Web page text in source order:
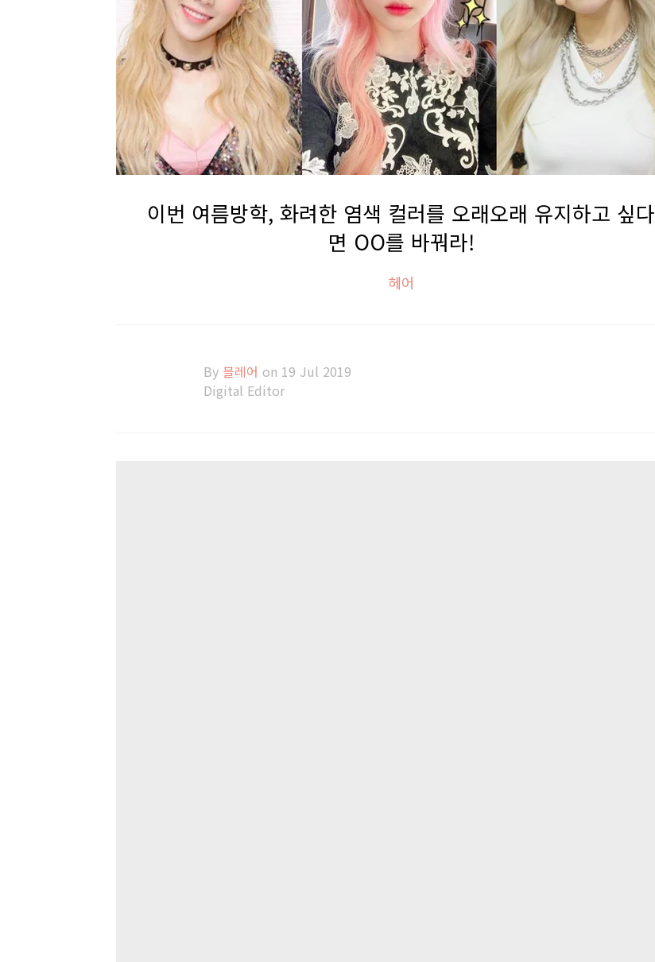
이번 여름방학, 화려한 염색 컬러를 오래오래 유지하고 싶다
면 OO를 바꿔라!
헤어
By 블레어 on 19 Jul 2019
Digital Editor